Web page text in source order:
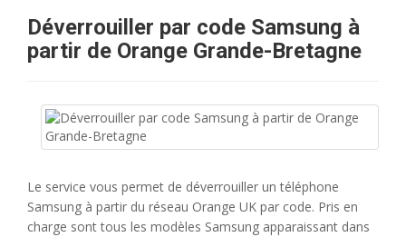
Déverrouiller par code Samsung à
partir de Orange Grande-Bretagne
Le service vous permet de déverrouiller un téléphone
Samsung à partir du réseau Orange UK par code. Pris en
charge sont tous les modèles Samsung apparaissant dans